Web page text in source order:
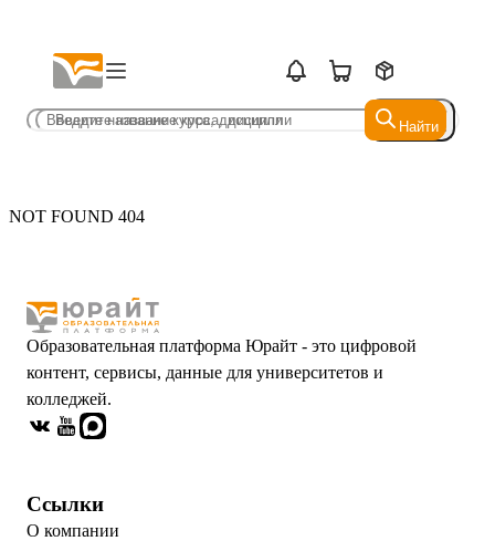
Найти
Найти
NOT FOUND 404
Образовательная платформа Юрайт - это цифровой
контент, сервисы, данные для университетов и
колледжей.
Ссылки
О компании